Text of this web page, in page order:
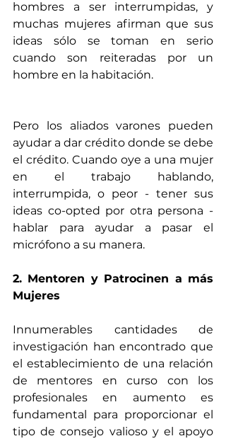
hombres a ser interrumpidas, y
muchas mujeres afirman que sus
ideas sólo se toman en serio
cuando son reiteradas por un
hombre en la habitación.
Pero los aliados varones pueden
ayudar a dar crédito donde se debe
el crédito. Cuando oye a una mujer
en el trabajo hablando,
interrumpida, o peor - tener sus
ideas co-opted por otra persona -
hablar para ayudar a pasar el
micrófono a su manera.
2. Mentoren y Patrocinen a más
Mujeres
Innumerables cantidades de
investigación han encontrado que
el establecimiento de una relación
de mentores en curso con los
profesionales en aumento es
fundamental para proporcionar el
tipo de consejo valioso y el apoyo